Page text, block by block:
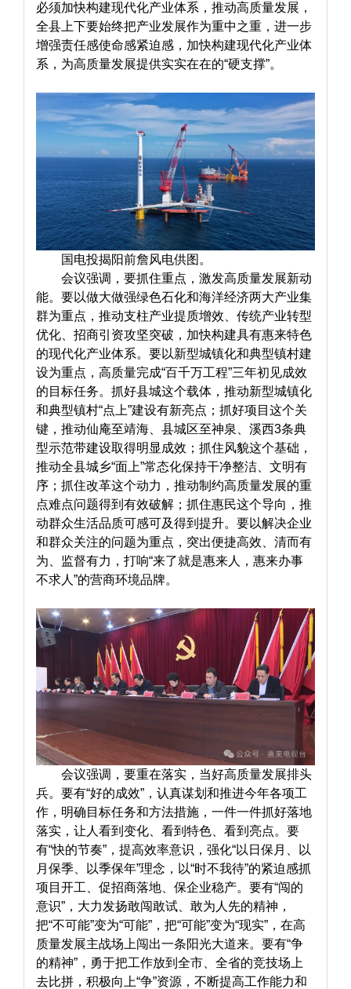
必须加快构建现代化产业体系，推动高质量发展，
全县上下要始终把产业发展作为重中之重，进一步
增强责任感使命感紧迫感，加快构建现代化产业体
系，为高质量发展提供实实在在的“硬支撑”。
国电投揭阳前詹风电供图。
会议强调，要抓住重点，激发高质量发展新动
能。要以做大做强绿色石化和海洋经济两大产业集
群为重点，推动支柱产业提质增效、传统产业转型
优化、招商引资攻坚突破，加快构建具有惠来特色
的现代化产业体系。要以新型城镇化和典型镇村建
设为重点，高质量完成“百千万工程”三年初见成效
的目标任务。抓好县城这个载体，推动新型城镇化
和典型镇村“点上”建设有新亮点；抓好项目这个关
键，推动仙庵至靖海、县城区至神泉、溪西3条典
型示范带建设取得明显成效；抓住风貌这个基础，
推动全县城乡“面上”常态化保持干净整洁、文明有
序；抓住改革这个动力，推动制约高质量发展的重
点难点问题得到有效破解；抓住惠民这个导向，推
动群众生活品质可感可及得到提升。要以解决企业
和群众关注的问题为重点，突出便捷高效、清而有
为、监督有力，打响“来了就是惠来人，惠来办事
不求人”的营商环境品牌。
会议强调，要重在落实，当好高质量发展排头
兵。要有“好的成效”，认真谋划和推进今年各项工
作，明确目标任务和方法措施，一件一件抓好落地
落实，让人看到变化、看到特色、看到亮点。要
有“快的节奏”，提高效率意识，强化“以日保月、以
月保季、以季保年”理念，以“时不我待”的紧迫感抓
项目开工、促招商落地、保企业稳产。要有“闯的
意识”，大力发扬敢闯敢试、敢为人先的精神，
把“不可能”变为“可能”，把“可能”变为“现实”，在高
质量发展主战场上闯出一条阳光大道来。要有“争
的精神”，勇于把工作放到全市、全省的竞技场上
去比拼，积极向上“争”资源，不断提高工作能力和